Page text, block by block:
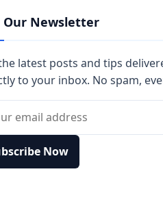
Our Newsletter
latest posts and tips
to your inbox. No spam,
Now